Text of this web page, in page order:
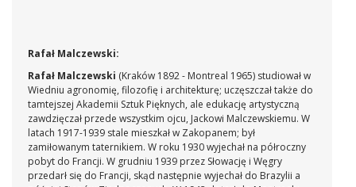
Rafał Malczewski:
Rafał Malczewski (Kraków 1892 - Montreal 1965) studiował w
Wiedniu agronomię, filozofię i architekturę; uczęszczał także do
tamtejszej Akademii Sztuk Pięknych, ale edukację artystyczną
zawdzięczał przede wszystkim ojcu, Jackowi Malczewskiemu. W
latach 1917-1939 stale mieszkał w Zakopanem; był
zamiłowanym taternikiem. W roku 1930 wyjechał na półroczny
pobyt do Francji. W grudniu 1939 przez Słowację i Węgry
przedarł się do Francji, skąd następnie wyjechał do Brazylii a